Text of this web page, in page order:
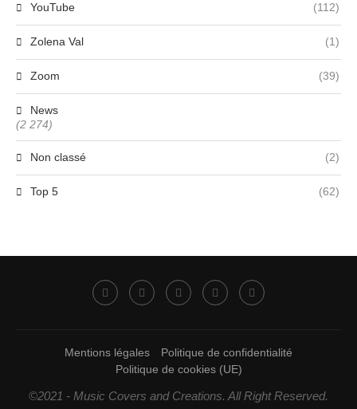
YouTube (112)
Zolena Val (1)
Zoom (39)
News
(2 274)
Non classé (2)
Top 5 (62)
Mentions légales
Politique de confidentialité
Politique de cookies (UE)
©2021 - Music Covers and Creations. All Right Reserved.